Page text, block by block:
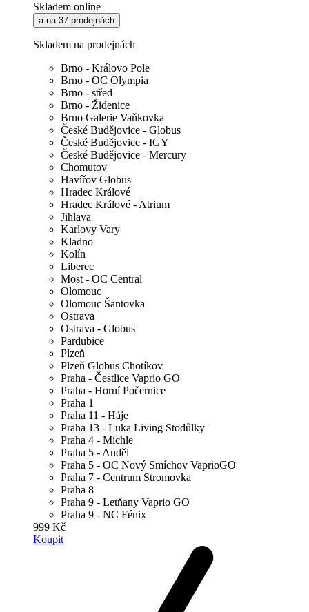
Skladem online
a na 37 prodejnách
Skladem na prodejnách
Brno - Královo Pole
Brno - OC Olympia
Brno - střed
Brno - Židenice
Brno Galerie Vaňkovka
České Budějovice - Globus
České Budějovice - IGY
České Budějovice - Mercury
Chomutov
Havířov Globus
Hradec Králové
Hradec Králové - Atrium
Jihlava
Karlovy Vary
Kladno
Kolín
Liberec
Most - OC Central
Olomouc
Olomouc Šantovka
Ostrava
Ostrava - Globus
Pardubice
Plzeň
Plzeň Globus Chotíkov
Praha - Čestlice Vaprio GO
Praha - Horní Počernice
Praha 1
Praha 11 - Háje
Praha 13 - Luka Living Stodůlky
Praha 4 - Michle
Praha 5 - Anděl
Praha 5 - OC Nový Smíchov VaprioGO
Praha 7 - Centrum Stromovka
Praha 8
Praha 9 - Letňany Vaprio GO
Praha 9 - NC Fénix
999 Kč
Koupit